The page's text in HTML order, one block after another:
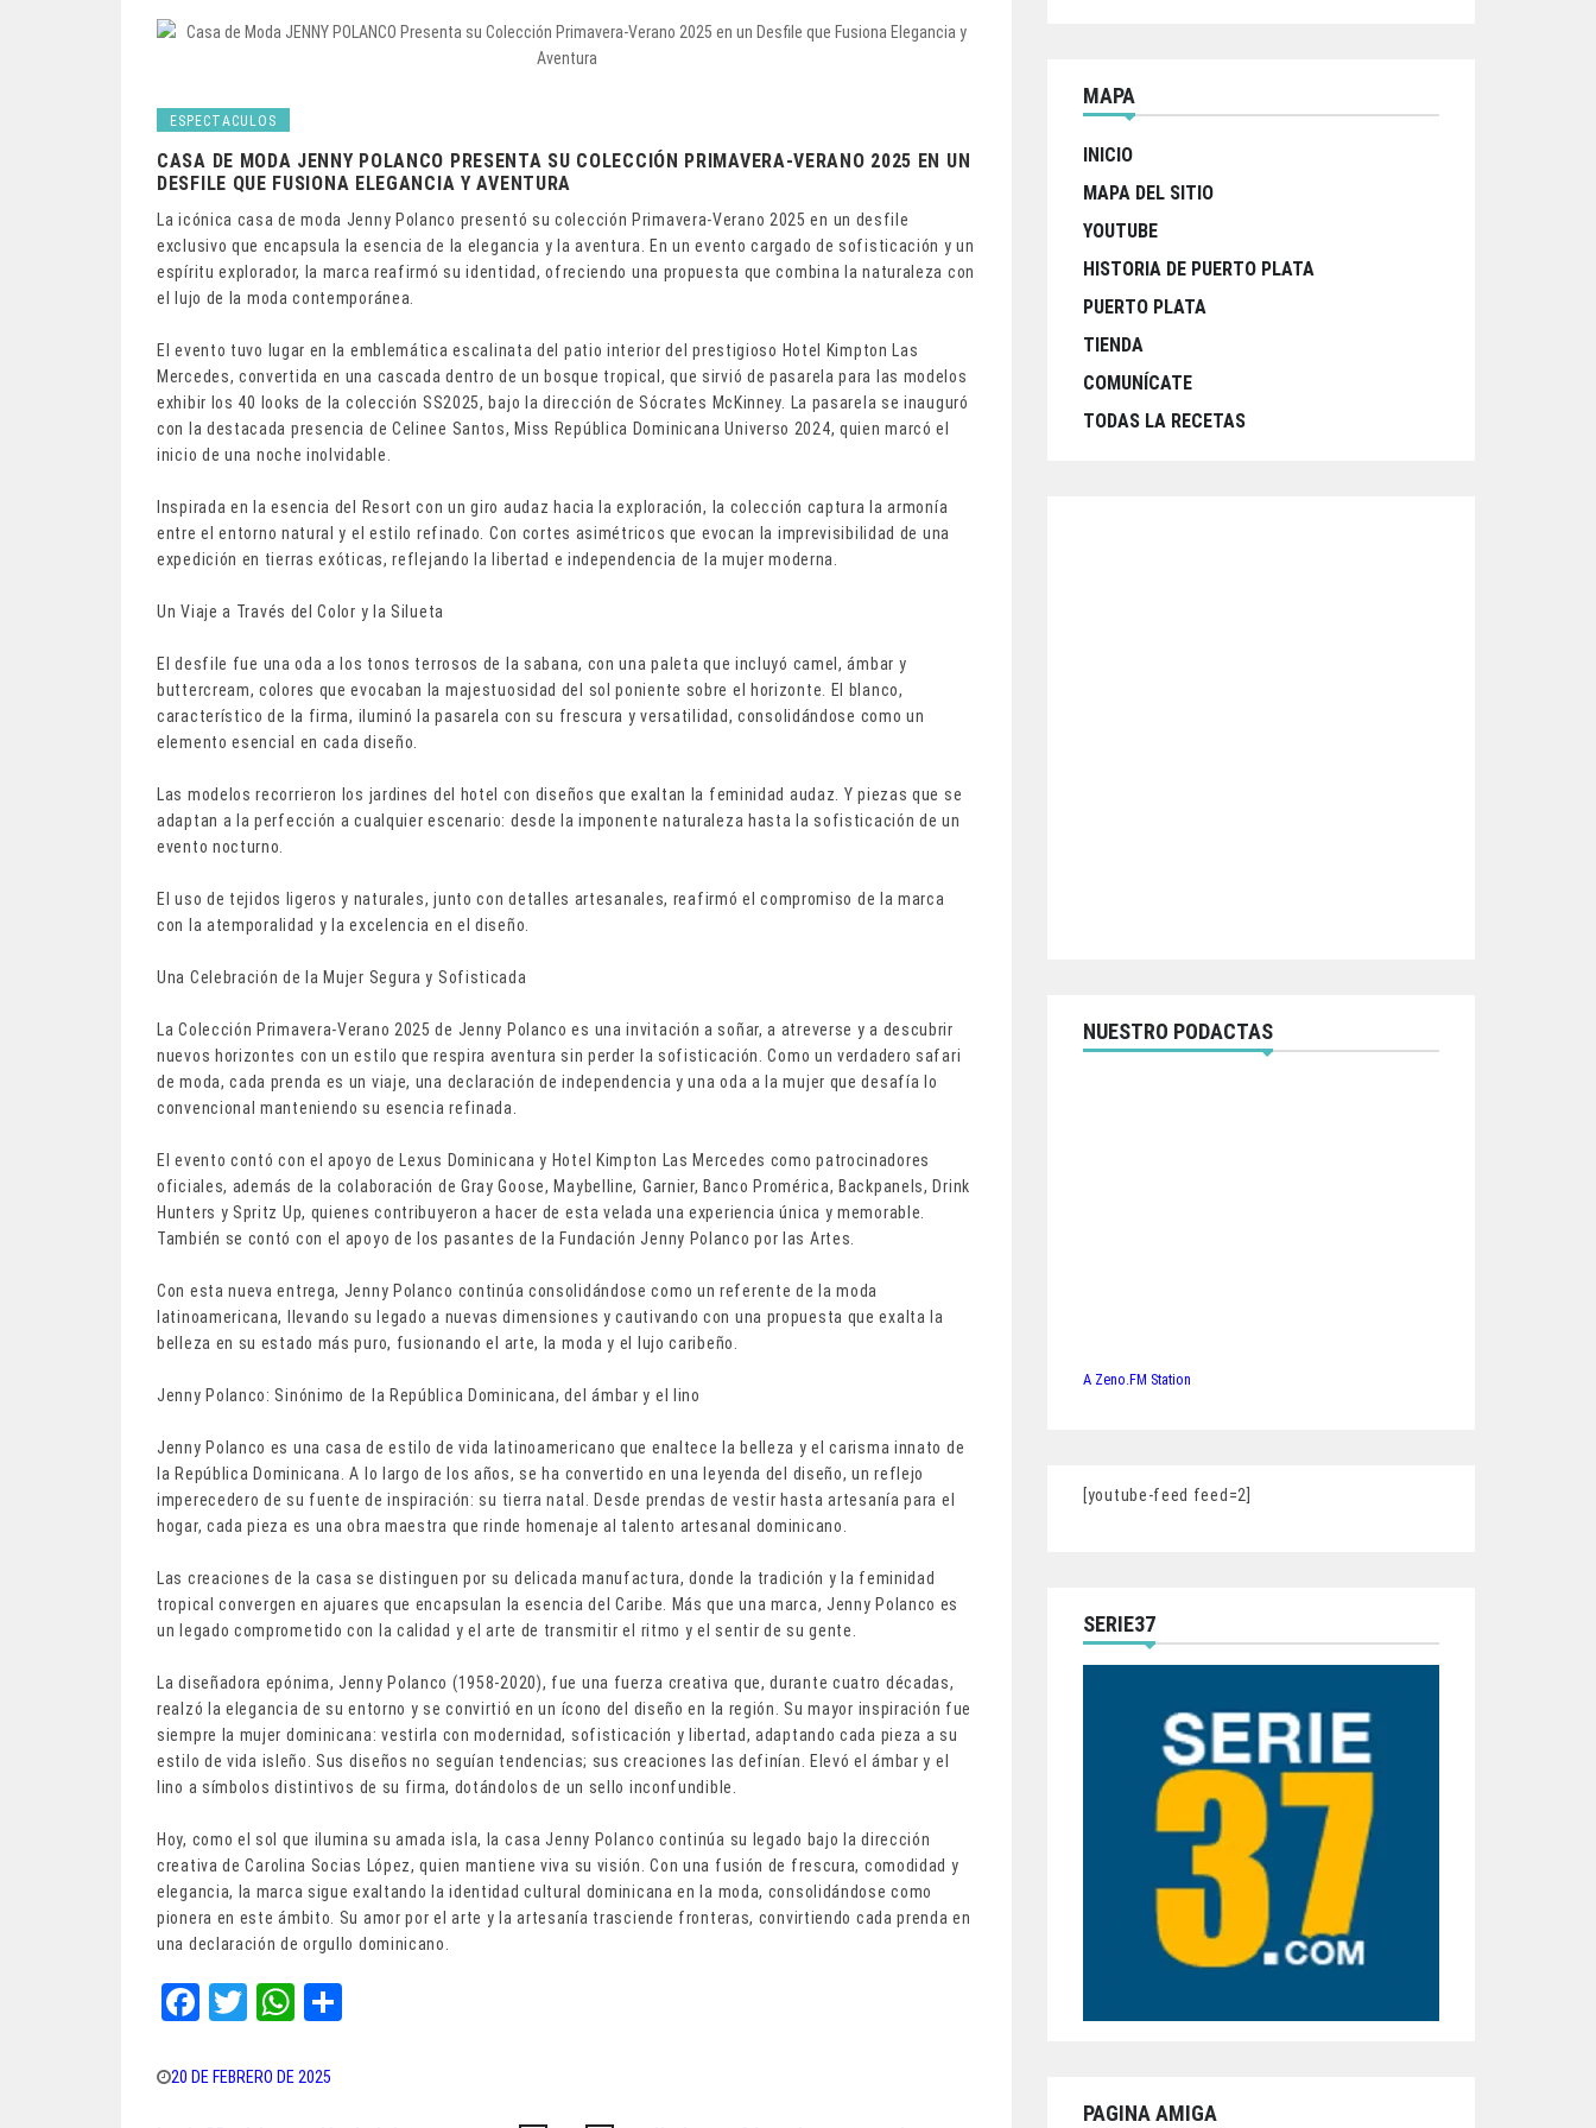
ESPECTACULOS
CASA DE MODA JENNY POLANCO PRESENTA SU COLECCIÓN PRIMAVERA-VERANO 2025 EN UN
DESFILE QUE FUSIONA ELEGANCIA Y AVENTURA
La icónica casa de moda Jenny Polanco presentó su colección Primavera-Verano 2025 en un desfile
exclusivo que encapsula la esencia de la elegancia y la aventura. En un evento cargado de sofisticación y un
espíritu explorador, la marca reafirmó su identidad, ofreciendo una propuesta que combina la naturaleza con
el lujo de la moda contemporánea.
El evento tuvo lugar en la emblemática escalinata del patio interior del prestigioso Hotel Kimpton Las
Mercedes, convertida en una cascada dentro de un bosque tropical, que sirvió de pasarela para las modelos
exhibir los 40 looks de la colección SS2025, bajo la dirección de Sócrates McKinney. La pasarela se inauguró
con la destacada presencia de Celinee Santos, Miss República Dominicana Universo 2024, quien marcó el
inicio de una noche inolvidable.
Inspirada en la esencia del Resort con un giro audaz hacia la exploración, la colección captura la armonía
entre el entorno natural y el estilo refinado. Con cortes asimétricos que evocan la imprevisibilidad de una
expedición en tierras exóticas, reflejando la libertad e independencia de la mujer moderna.
Un Viaje a Través del Color y la Silueta
El desfile fue una oda a los tonos terrosos de la sabana, con una paleta que incluyó camel, ámbar y
buttercream, colores que evocaban la majestuosidad del sol poniente sobre el horizonte. El blanco,
característico de la firma, iluminó la pasarela con su frescura y versatilidad, consolidándose como un
elemento esencial en cada diseño.
Las modelos recorrieron los jardines del hotel con diseños que exaltan la feminidad audaz. Y piezas que se
adaptan a la perfección a cualquier escenario: desde la imponente naturaleza hasta la sofisticación de un
evento nocturno.
El uso de tejidos ligeros y naturales, junto con detalles artesanales, reafirmó el compromiso de la marca
con la atemporalidad y la excelencia en el diseño.
Una Celebración de la Mujer Segura y Sofisticada
La Colección Primavera-Verano 2025 de Jenny Polanco es una invitación a soñar, a atreverse y a descubrir
nuevos horizontes con un estilo que respira aventura sin perder la sofisticación. Como un verdadero safari
de moda, cada prenda es un viaje, una declaración de independencia y una oda a la mujer que desafía lo
convencional manteniendo su esencia refinada.
El evento contó con el apoyo de Lexus Dominicana y Hotel Kimpton Las Mercedes como patrocinadores
oficiales, además de la colaboración de Gray Goose, Maybelline, Garnier, Banco Promérica, Backpanels, Drink
Hunters y Spritz Up, quienes contribuyeron a hacer de esta velada una experiencia única y memorable.
También se contó con el apoyo de los pasantes de la Fundación Jenny Polanco por las Artes.
Con esta nueva entrega, Jenny Polanco continúa consolidándose como un referente de la moda
latinoamericana, llevando su legado a nuevas dimensiones y cautivando con una propuesta que exalta la
belleza en su estado más puro, fusionando el arte, la moda y el lujo caribeño.
Jenny Polanco: Sinónimo de la República Dominicana, del ámbar y el lino
Jenny Polanco es una casa de estilo de vida latinoamericano que enaltece la belleza y el carisma innato de
la República Dominicana. A lo largo de los años, se ha convertido en una leyenda del diseño, un reflejo
imperecedero de su fuente de inspiración: su tierra natal. Desde prendas de vestir hasta artesanía para el
hogar, cada pieza es una obra maestra que rinde homenaje al talento artesanal dominicano.
Las creaciones de la casa se distinguen por su delicada manufactura, donde la tradición y la feminidad
tropical convergen en ajuares que encapsulan la esencia del Caribe. Más que una marca, Jenny Polanco es
un legado comprometido con la calidad y el arte de transmitir el ritmo y el sentir de su gente.
La diseñadora epónima, Jenny Polanco (1958-2020), fue una fuerza creativa que, durante cuatro décadas,
realzó la elegancia de su entorno y se convirtió en un ícono del diseño en la región. Su mayor inspiración fue
siempre la mujer dominicana: vestirla con modernidad, sofisticación y libertad, adaptando cada pieza a su
estilo de vida isleño. Sus diseños no seguían tendencias; sus creaciones las definían. Elevó el ámbar y el
lino a símbolos distintivos de su firma, dotándolos de un sello inconfundible.
Hoy, como el sol que ilumina su amada isla, la casa Jenny Polanco continúa su legado bajo la dirección
creativa de Carolina Socias López, quien mantiene viva su visión. Con una fusión de frescura, comodidad y
elegancia, la marca sigue exaltando la identidad cultural dominicana en la moda, consolidándose como
pionera en este ámbito. Su amor por el arte y la artesanía trasciende fronteras, convirtiendo cada prenda en
una declaración de orgullo dominicano.
Fa
bo
ok
T
tt
er
W
ts
20 DE FEBRERO DE 2025
MAPA
INICIO
MAPA DEL SITIO
YOUTUBE
HISTORIA DE PUERTO PLATA
PUERTO PLATA
TIENDA
COMUNÍCATE
TODAS LA RECETAS
NUESTRO PODACTAS
A Zeno.FM Station
[youtube-feed feed=2]
SERIE37
PAGINA AMIGA